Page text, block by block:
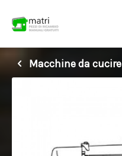
Macchine da cucire